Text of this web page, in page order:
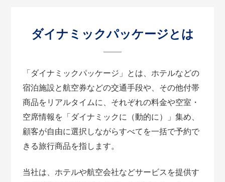
ダイナミックパッケージとは
「ダイナミックパッケージ」とは、ホテルなどの
宿泊施設と航空券などの交通手段や、その他付帯
商品をリアルタイムに、それぞれの料金や空室・
空席情報を「ダイナミックに（動的に）」集め、
顧客が自由に選択しながらすべてを一括で予約で
きる旅行商品を指します。
当社は、ホテルや航空会社などサービスを提供す